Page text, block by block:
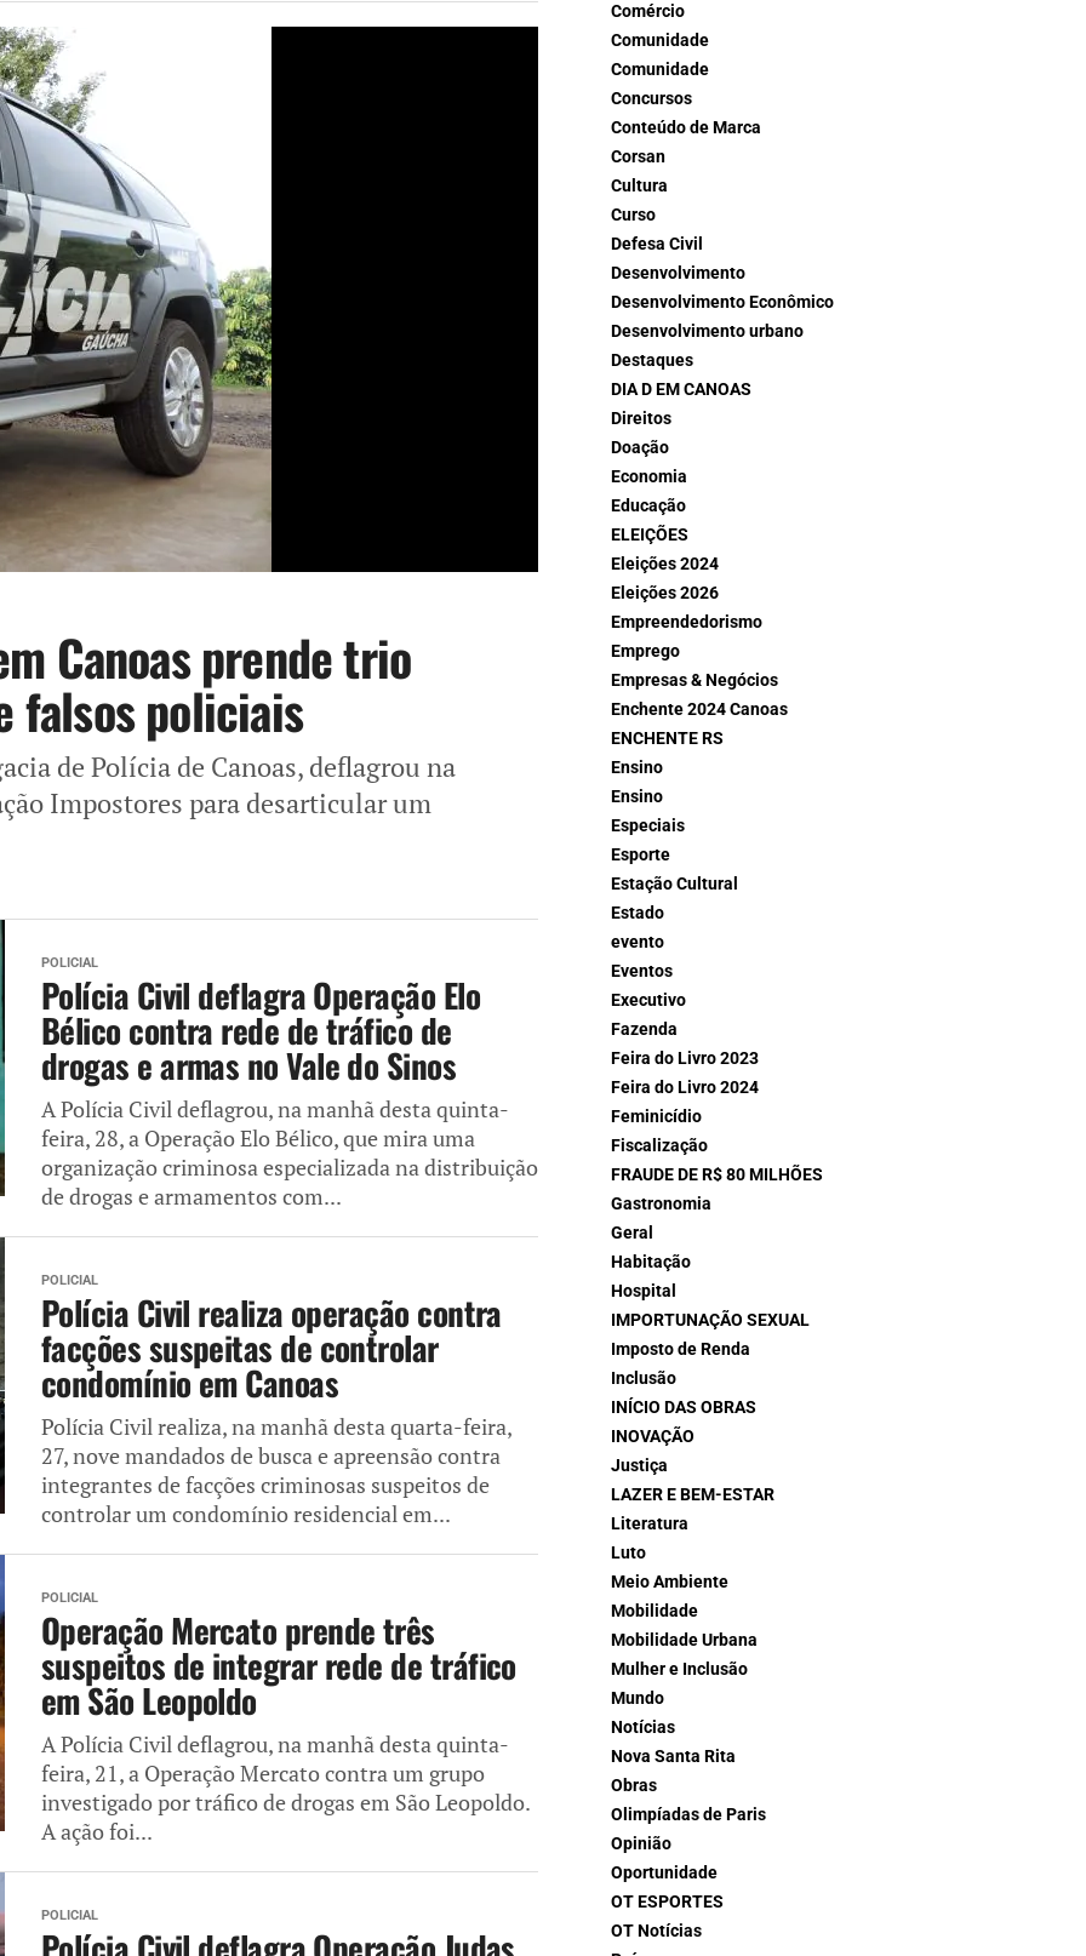
Canoas prende trio
falsos policiais
de Polícia de Canoas, deflagrou na
Impostores para desarticular um
POLICIAL
Polícia Civil deflagra Operação Elo
Bélico contra rede de tráfico de
drogas e armas no Vale do Sinos
A Polícia Civil deflagrou, na manhã desta quinta-
feira, 28, a Operação Elo Bélico, que mira uma
organização criminosa especializada na distribuição
de drogas e armamentos com...
POLICIAL
Polícia Civil realiza operação contra
facções suspeitas de controlar
condomínio em Canoas
Polícia Civil realiza, na manhã desta quarta-feira,
27, nove mandados de busca e apreensão contra
integrantes de facções criminosas suspeitos de
controlar um condomínio residencial em...
POLICIAL
Operação Mercato prende três
suspeitos de integrar rede de tráfico
em São Leopoldo
A Polícia Civil deflagrou, na manhã desta quinta-
feira, 21, a Operação Mercato contra um grupo
investigado por tráfico de drogas em São Leopoldo.
A ação foi...
POLICIAL
Comércio
Comunidade
Comunidade
Concursos
Conteúdo de Marca
Corsan
Cultura
Curso
Defesa Civil
Desenvolvimento
Desenvolvimento Econômico
Desenvolvimento urbano
Destaques
DIA D EM CANOAS
Direitos
Doação
Economia
Educação
ELEIÇÕES
Eleições 2024
Eleições 2026
Empreendedorismo
Emprego
Empresas & Negócios
Enchente 2024 Canoas
ENCHENTE RS
Ensino
Ensino
Especiais
Esporte
Estação Cultural
Estado
evento
Eventos
Executivo
Fazenda
Feira do Livro 2023
Feira do Livro 2024
Feminicídio
Fiscalização
FRAUDE DE R$ 80 MILHÕES
Gastronomia
Geral
Habitação
Hospital
IMPORTUNAÇÃO SEXUAL
Imposto de Renda
Inclusão
INÍCIO DAS OBRAS
INOVAÇÃO
Justiça
LAZER E BEM-ESTAR
Literatura
Luto
Meio Ambiente
Mobilidade
Mobilidade Urbana
Mulher e Inclusão
Mundo
Notícias
Nova Santa Rita
Obras
Olimpíadas de Paris
Opinião
Oportunidade
OT ESPORTES
OT Notícias